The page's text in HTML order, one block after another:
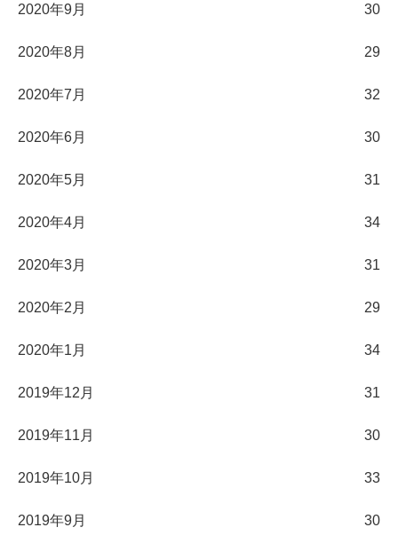
2020年9月 30
2020年8月 29
2020年7月 32
2020年6月 30
2020年5月 31
2020年4月 34
2020年3月 31
2020年2月 29
2020年1月 34
2019年12月 31
2019年11月 30
2019年10月 33
2019年9月 30